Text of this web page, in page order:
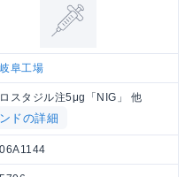
阜工場
スタジル注5μg「NIG」 他
ドの詳細